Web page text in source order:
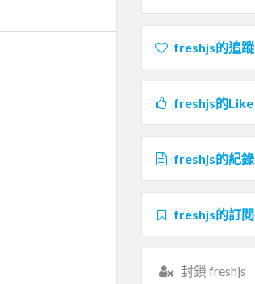
freshjs的追蹤
freshjs的Like
freshjs的紀錄
freshjs的訂
封鎖 freshjs